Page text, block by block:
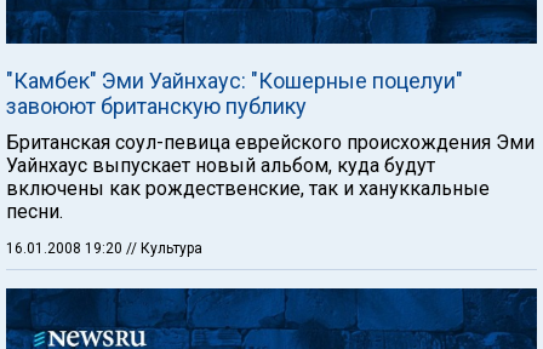
"Камбек" Эми Уайнхаус: "Кошерные поцелуи"
завоюют британскую публику
Британская соул-певица еврейского происхождения Эми
Уайнхаус выпускает новый альбом, куда будут
включены как рождественские, так и хануккальные
песни.
16.01.2008 19:20 // Культура